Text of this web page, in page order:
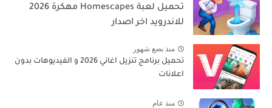
تحميل لعبة Homescapes مهكرة 2026
للاندرويد اخر اصدار
منذ بضع شهور
تحميل برنامج تنزيل اغاني 2026 و الفيديوهات بدون
اعلانات
منذ عام